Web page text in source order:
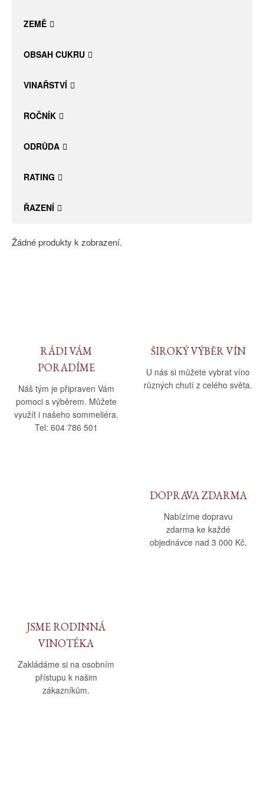
Daniel Pesat Wine
Blog
Letní vína
ZEMĚ
OBSAH CUKRU
VINAŘSTVÍ
ROČNÍK
ODRŮDA
RATING
ŘAZENÍ
Žádné produkty k zobrazení.
RÁDI VÁM
PORADÍME
Náš tým je připraven Vám
pomoci s výběrem. Můžete
využít i našeho sommeliéra.
Tel: 604 786 501
ŠIROKÝ VÝBĚR VÍN
U nás si můžete vybrat víno
různých chutí z celého světa.
DOPRAVA ZDARMA
Nabízíme dopravu
zdarma ke každé
objednávce nad 3 000 Kč.
JSME RODINNÁ
VINOTÉKA
Zakládáme si na osobním
přístupu k našim
zákazníkům.